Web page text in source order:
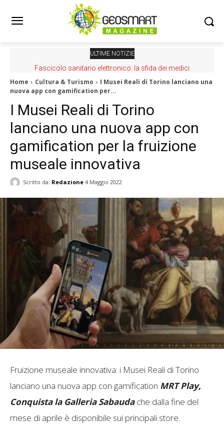
ULTIME NOTIZIE
Fascicolo sanitario elettronico: la sfida dei medici
Home Cultura & Turismo
I Musei Reali di Torino lanciano una
nuova app con gamification per...
I Musei Reali di Torino
lanciano una nuova app con
gamification per la fruizione
museale innovativa
Scritto da: Redazione 4 Maggio 2022
Fruizione museale innovativa: i Musei Reali di Torino
lanciano una nuova app con gamification MRT Play,
Conquista la Galleria Sabaudache dalla fine del
mese di aprile è disponibile sui principali store.